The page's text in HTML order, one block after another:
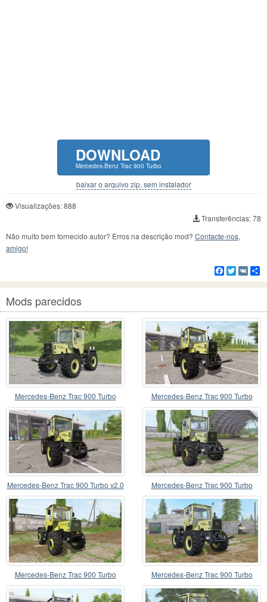
DOWNLOAD
Mercedes-Benz Trac 900 Turbo
baixar o arquivo zip, sem instalador
Visualizações: 888
Transferências: 78
Não muito bem fornecido autor? Erros na descrição mod? Contacte-nos,
amigo!
Facebook
Twitter
VK
Mods parecidos
Mercedes-Benz Trac 900 Turbo Mercedes-Benz Trac 900 Turbo
Mercedes-Benz Trac 900 Turbo v2.0 Mercedes-Benz Trac 900 Turbo
Mercedes-Benz Trac 900 Turbo
Intercooler v2.2
Mercedes-Benz Trac 900 Turbo